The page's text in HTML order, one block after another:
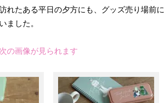
れたある平日の夕方にも、グッズ売り場前に
ました。
の画像が見られます